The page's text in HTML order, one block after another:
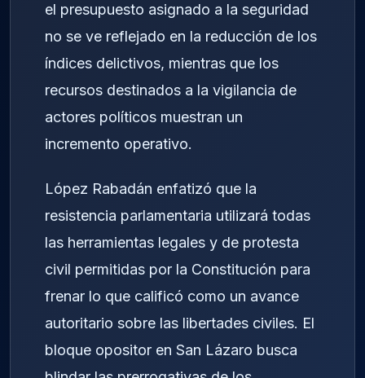
el presupuesto asignado a la seguridad
no se ve reflejado en la reducción de los
índices delictivos, mientras que los
recursos destinados a la vigilancia de
actores políticos muestran un
incremento operativo.
López Rabadán enfatizó que la
resistencia parlamentaria utilizará todas
las herramientas legales y de protesta
civil permitidas por la Constitución para
frenar lo que calificó como un avance
autoritario sobre las libertades civiles. El
bloque opositor en San Lázaro busca